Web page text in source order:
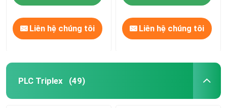
Liên hệ chúng tôi Liên hệ chúng tôi
PLC Triplex (49)